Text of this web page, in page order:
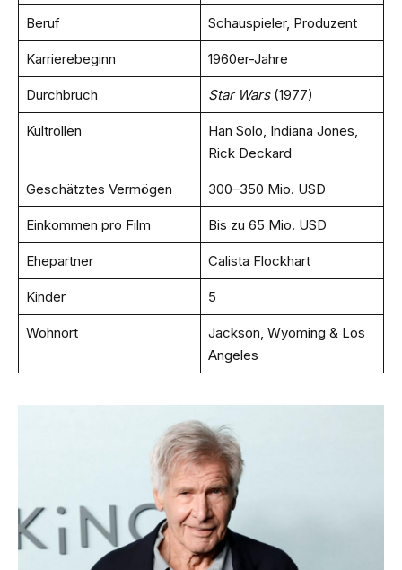
Beruf Schauspieler, Produzent
Karrierebeginn 1960er-Jahre
Durchbruch Star Wars(1977)
Kultrollen
Han Solo, Indiana Jones,
Rick Deckard
Geschätztes Vermögen 300–350 Mio. USD
Einkommen pro Film Bis zu 65 Mio. USD
Ehepartner Calista Flockhart
Kinder 5
Wohnort
Jackson, Wyoming & Los
Angeles